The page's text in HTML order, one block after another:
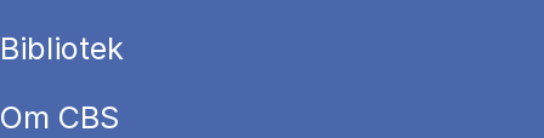
Bibliotek
Om CBS